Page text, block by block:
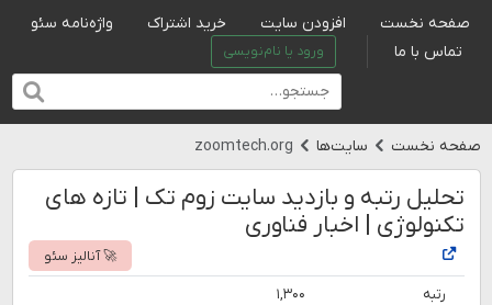
صفحه نخست افزودن سایت خرید اشتراک
واژه‌نامه سئو
تماس با ما
ورود یا نام‌نویسی
صفحه نخست سایت‌ها zoomtech.org
تحلیل رتبه و بازدید سایت زوم تک | تازه های
تکنولوژی | اخبار فناوری
🚀 آنالیز سئو
رتبه ۱,۳۰۰